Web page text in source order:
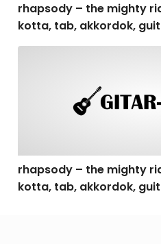
rhapsody – the mighty
kotta, tab, akkordok,
rhapsody – the mighty
kotta, tab, akkordok,